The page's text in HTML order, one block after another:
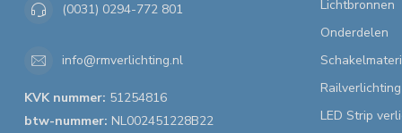
(0031) 0294-772 801
info@rmverlichting.nl
KVK nummer: 51254816
btw-nummer: NL002451228B22
Lichtbronnen
Onderdelen
Railverlichting
LED Strip